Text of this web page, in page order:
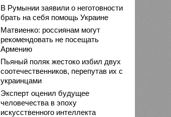
В Румынии заявили о неготовности
брать на себя помощь Украине
Матвиенко: россиянам могут
рекомендовать не посещать
Армению
Пьяный поляк жестоко избил двух
соотечественников, перепутав их с
украинцами
Эксперт оценил будущее
человечества в эпоху
искусственного интеллекта